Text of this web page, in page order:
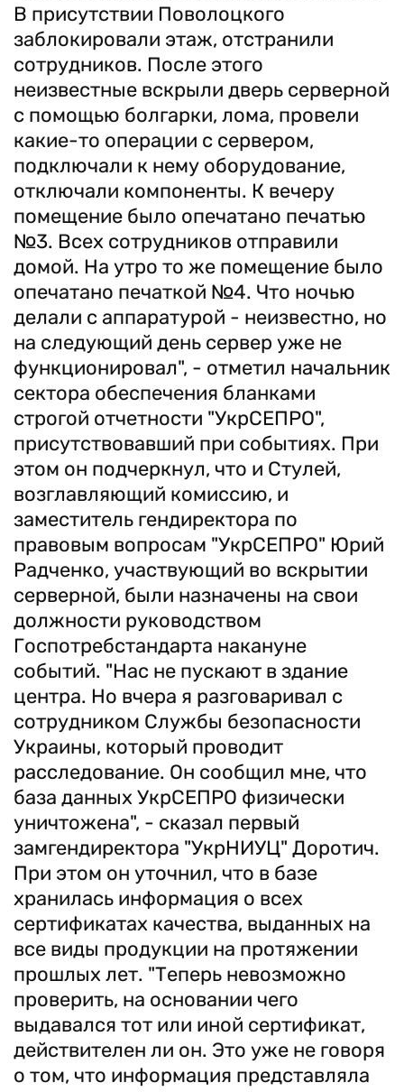
В присутствии Поволоцкого
заблокировали этаж, отстранили
сотрудников. После этого
неизвестные вскрыли дверь серверной
с помощью болгарки, лома, провели
какие-то операции с сервером,
подключали к нему оборудование,
отключали компоненты. К вечеру
помещение было опечатано печатью
№3. Всех сотрудников отправили
домой. На утро то же помещение было
опечатано печаткой №4. Что ночью
делали с аппаратурой - неизвестно, но
на следующий день сервер уже не
функционировал", - отметил начальник
сектора обеспечения бланками
строгой отчетности "УкрСЕПРО",
присутствовавший при событиях. При
этом он подчеркнул, что и Стулей,
возглавляющий комиссию, и
заместитель гендиректора по
правовым вопросам "УкрСЕПРО" Юрий
Радченко, участвующий во вскрытии
серверной, были назначены на свои
должности руководством
Госпотребстандарта накануне
событий. "Нас не пускают в здание
центра. Но вчера я разговаривал с
сотрудником Службы безопасности
Украины, который проводит
расследование. Он сообщил мне, что
база данных УкрСЕПРО физически
уничтожена", - сказал первый
замгендиректора "УкрНИУЦ" Доротич.
При этом он уточнил, что в базе
хранилась информация о всех
сертификатах качества, выданных на
все виды продукции на протяжении
прошлых лет. "Теперь невозможно
проверить, на основании чего
выдавался тот или иной сертификат,
действителен ли он. Это уже не говоря
о том, что информация представляла